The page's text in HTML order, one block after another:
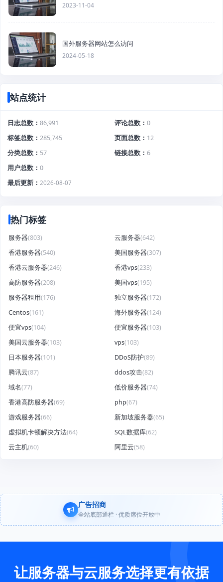
2023-11-04
国外服务器网站怎么访问
2024-05-18
站点统计
日志总数 86,991 评论总数
0
标签总数
285,745 页面总数
12
分类总数
57 链接总数
6
用户总数
0
最后更新
2026-08-07
热门标签
服务器(803) 云服务器(642)
香港服务器(540) 美国服务器(307)
香港云服务器(246) 香港vps(233)
高防服务器(208) 美国vps(195)
服务器租用(176) 独立服务器(172)
Centos(161) 海外服务器(124)
便宜vps(104) 便宜服务器(103)
美国云服务器(103) vps(103)
日本服务器(101) DDoS防护(89)
腾讯云(87) ddos攻击(82)
域名(77) 低价服务器(74)
香港高防服务器(69) php(67)
游戏服务器(66) 新加坡服务器(65)
虚拟机卡顿解决方法(64) SQL数据库(62)
云主机(60) 阿里云(58)
广告招商
全站底部通栏 · 优质席位开放中
让服务器与云服务选择更有依据